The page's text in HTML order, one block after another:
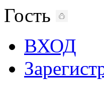
Гость
ВХОД